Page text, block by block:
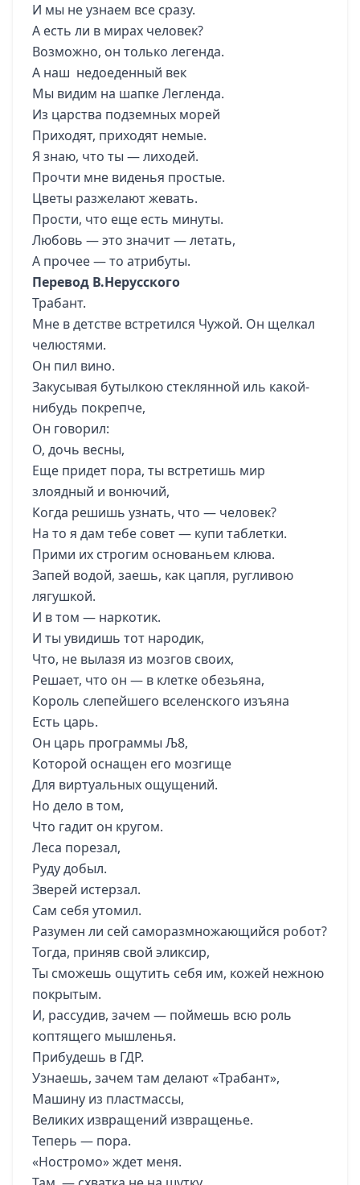
И мы не узнаем все сразу.
А есть ли в мирах человек?
Возможно, он только легенда.
А наш недоеденный век
Мы видим на шапке Легленда.
Из царства подземных морей
Приходят, приходят немые.
Я знаю, что ты — лиходей.
Прочти мне виденья простые.
Цветы разжелают жевать.
Прости, что еще есть минуты.
Любовь — это значит — летать,
А прочее — то атрибуты.
Перевод В.Нерусского
Трабант.
Мне в детстве встретился Чужой. Он щелкал
челюстями.
Он пил вино.
Закусывая бутылкою стеклянной иль какой-
нибудь покрепче,
Он говорил:
О, дочь весны,
Еще придет пора, ты встретишь мир
злоядный и вонючий,
Когда решишь узнать, что — человек?
На то я дам тебе совет — купи таблетки.
Прими их строгим основаньем клюва.
Запей водой, заешь, как цапля, ругливою
лягушкой.
И в том — наркотик.
И ты увидишь тот народик,
Что, не вылазя из мозгов своих,
Решает, что он — в клетке обезьяна,
Король слепейшего вселенского изъяна
Есть царь.
Он царь программы Љ8,
Которой оснащен его мозгище
Для виртуальных ощущений.
Но дело в том,
Что гадит он кругом.
Леса порезал,
Руду добыл.
Зверей истерзал.
Сам себя утомил.
Разумен ли сей саморазмножающийся робот?
Тогда, приняв свой эликсир,
Ты сможешь ощутить себя им, кожей нежною
покрытым.
И, рассудив, зачем — поймешь всю роль
коптящего мышленья.
Прибудешь в ГДР.
Узнаешь, зачем там делают «Трабант»,
Машину из пластмассы,
Великих извращений извращенье.
Теперь — пора.
«Ностромо» ждет меня.